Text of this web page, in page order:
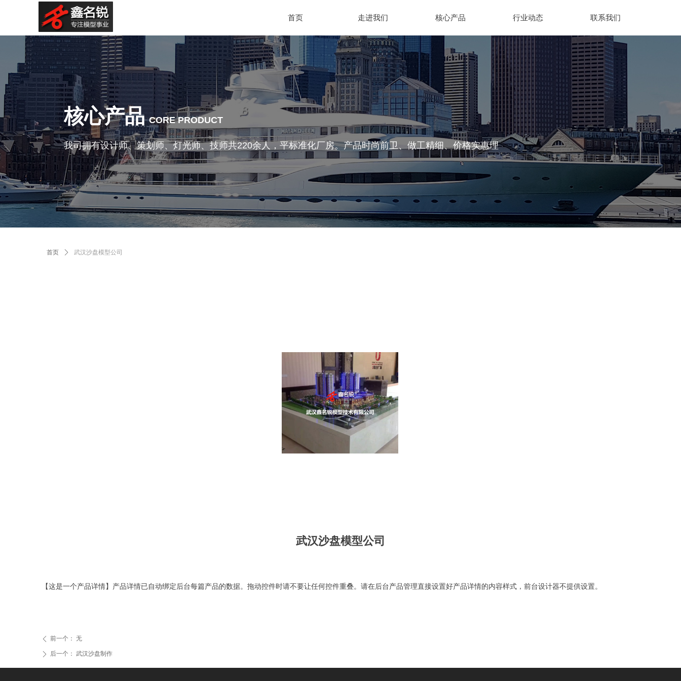
首页 走进我们 核心产品 行业动态 联系我们
首页 ꄲ 武汉沙盘模型公司
武汉沙盘模型公司
ꄴ 前一个： 无
ꄲ 后一个： 武汉沙盘制作
【这是一个产品详情】产品详情已自动绑定后台每篇产品的数据。拖动控件时请不要让任何控件重叠。请在后台产品管理直接设置好产品详情的内容样式，前台设计器不提供设置。
核心产品 CORE PRODUCT
我司拥有设计师、策划师、灯光师、技师共220余人，平标准化厂房。产品时尚前卫、做工精细、价格实惠理